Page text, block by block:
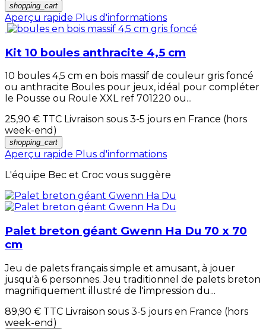
shopping_cart
Aperçu rapide Plus d'informations
Kit 10 boules anthracite 4,5 cm
10 boules 4,5 cm en bois massif de couleur gris foncé
ou anthracite Boules pour jeux, idéal pour compléter
le Pousse ou Roule XXL ref 701220 ou...
25,90 € TTC Livraison sous 3-5 jours en France (hors
week-end)
shopping_cart
Aperçu rapide Plus d'informations
L'équipe Bec et Croc vous suggère
Palet breton géant Gwenn Ha Du 70 x 70
cm
Jeu de palets français simple et amusant, à jouer
jusqu'à 6 personnes. Jeu traditionnel de palets breton
magnifiquement illustré de l'impression du...
89,90 € TTC Livraison sous 3-5 jours en France (hors
week-end)